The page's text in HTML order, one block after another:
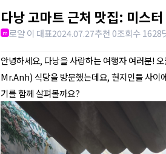
다낭 고마트 근처 맛집: 미스
m 로얄 이 대표2024.07.27추천 0조회수 1628
안녕하세요, 다낭을 사랑하는 여행자 여러분!
Mr.Anh) 식당을 방문했는데요, 현지인들 사이
기를 함께 살펴볼까요?